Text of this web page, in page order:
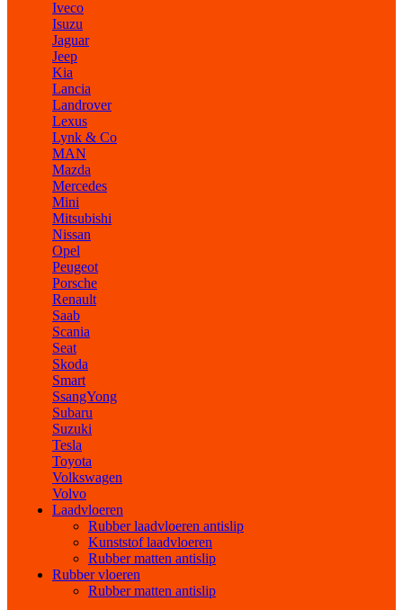
Iveco
Isuzu
Jaguar
Jeep
Kia
Lancia
Landrover
Lexus
Lynk & Co
MAN
Mazda
Mercedes
Mini
Mitsubishi
Nissan
Opel
Peugeot
Porsche
Renault
Saab
Scania
Seat
Skoda
Smart
SsangYong
Subaru
Suzuki
Tesla
Toyota
Volkswagen
Volvo
Laadvloeren
Rubber laadvloeren antislip
Kunststof laadvloeren
Rubber matten antislip
Rubber vloeren
Rubber matten antislip